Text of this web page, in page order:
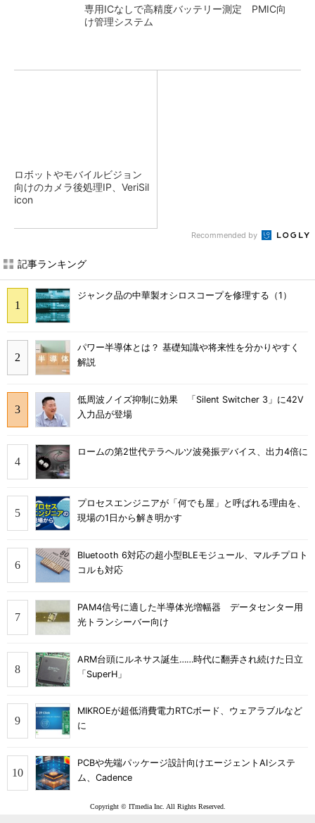
専用ICなしで高精度バッテリー測定 PMIC向
け管理システム
ロボットやモバイルビジョン
向けのカメラ後処理IP、VeriSil
icon
Recommended by
記事ランキング
ジャンク品の中華製オシロスコープを修理する（1）
パワー半導体とは？ 基礎知識や将来性を分かりやすく
解説
低周波ノイズ抑制に効果 「Silent Switcher 3」に42V
入力品が登場
ロームの第2世代テラヘルツ波発振デバイス、出力4倍に
プロセスエンジニアが「何でも屋」と呼ばれる理由を、
現場の1日から解き明かす
Bluetooth 6対応の超小型BLEモジュール、マルチプロト
コルも対応
PAM4信号に適した半導体光増幅器 データセンター用
光トランシーバー向け
ARM台頭にルネサス誕生……時代に翻弄され続けた日立
「SuperH」
MIKROEが超低消費電力RTCボード、ウェアラブルなど
に
PCBや先端パッケージ設計向けエージェントAIシステ
ム、Cadence
Copyright © ITmedia Inc. All Rights Reserved.